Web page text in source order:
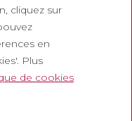
cliquez sur
en
Plus
de cookies